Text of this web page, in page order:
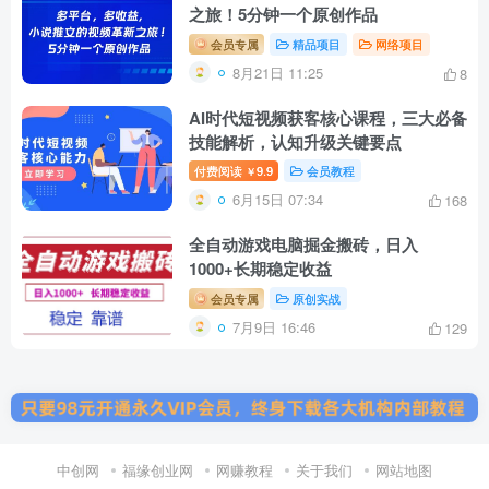
之旅！5分钟一个原创作品
会员专属 精品项目 网络项目
8月21日 11:25 8
AI时代短视频获客核心课程，三大必备
技能解析，认知升级关键要点
付费阅读 ￥9.9 会员教程
6月15日 07:34 168
全自动游戏电脑掘金搬砖，日入
1000+长期稳定收益
会员专属 原创实战
7月9日 16:46 129
中创网 福缘创业网 网赚教程 关于我们 网站地图